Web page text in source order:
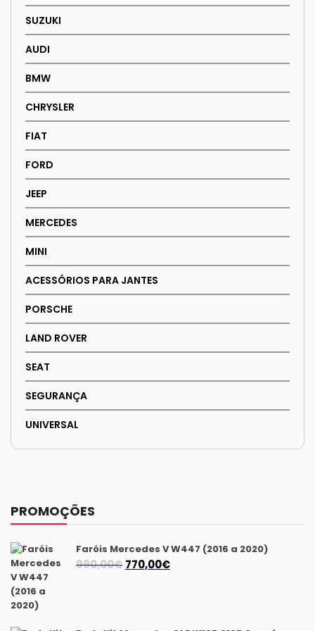
SUZUKI
AUDI
BMW
CHRYSLER
FIAT
FORD
JEEP
MERCEDES
MINI
ACESSÓRIOS PARA JANTES
PORSCHE
LAND ROVER
SEAT
SEGURANÇA
UNIVERSAL
PROMOÇÕES
Faróis Mercedes V W447 (2016 a 2020)
990,00€ O
770,00€O